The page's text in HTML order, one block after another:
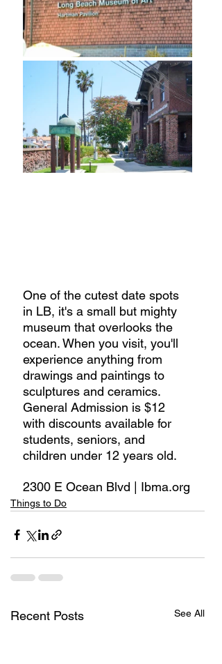
One of the cutest date spots
in LB, it's a small but mighty
museum that overlooks the
ocean. When you visit, you'll
experience anything from
drawings and paintings to
sculptures and ceramics.
General Admission is $12
with discounts available for
students, seniors, and
children under 12 years old.
2300 E Ocean Blvd | Ibma.org
Things to Do
Recent Posts See All